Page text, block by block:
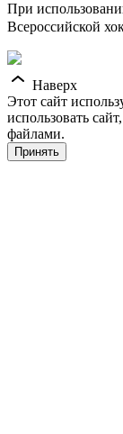
При
Всероссийской
Наверх
Этот сайт
использовать
файлами.
Принять